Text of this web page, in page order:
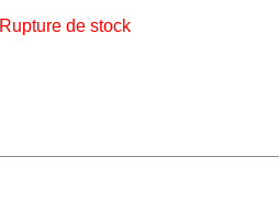
Rupture de stock